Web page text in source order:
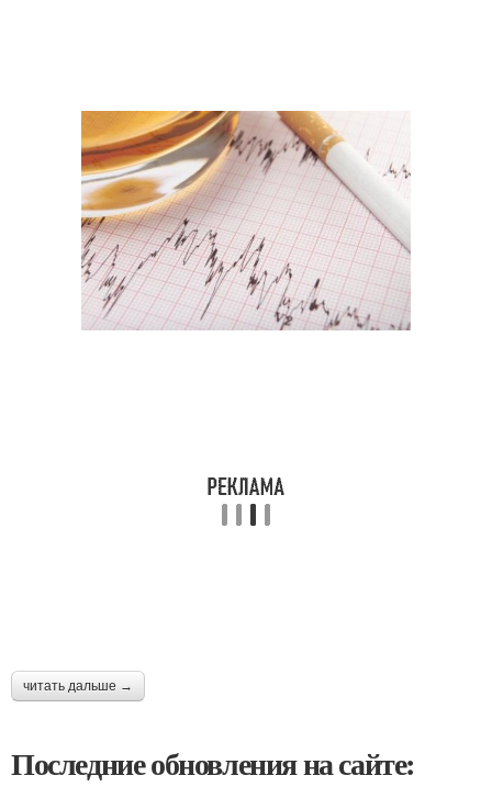
читать дальше →
Последние обновления на сайте: